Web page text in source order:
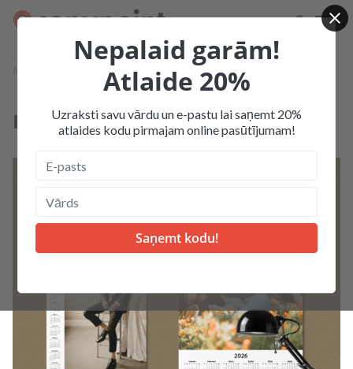
Produkcija Foto kalendāri Kalendāri - plakāti
Kalendāri - plakāti
Nepalaid garām!
Atlaide 20%
Uzraksti savu vārdu un e-pastu lai saņemt 20%
atlaides kodu pirmajam online pasūtījumam!